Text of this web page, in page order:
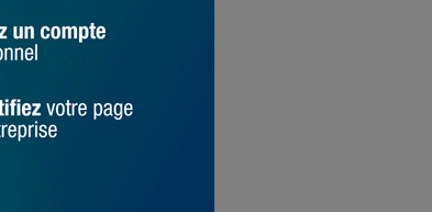
à travers le
Bénin, ces foires
des
plus grandes à
pour venir